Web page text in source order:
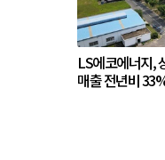
LS에코에너지,
매출 전년비